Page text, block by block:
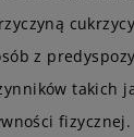
z
takich
fizycznej.